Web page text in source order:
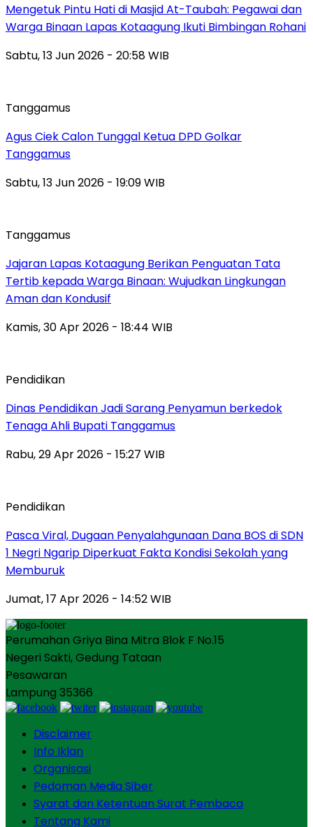
Mengetuk Pintu Hati di Masjid At-Taubah: Pegawai dan
Warga Binaan Lapas Kotaagung Ikuti Bimbingan Rohani
Sabtu, 13 Jun 2026 - 20:58 WIB
Tanggamus
Agus Ciek Calon Tunggal Ketua DPD Golkar
Tanggamus
Sabtu, 13 Jun 2026 - 19:09 WIB
Tanggamus
Jajaran Lapas Kotaagung Berikan Penguatan Tata
Tertib kepada Warga Binaan: Wujudkan Lingkungan
Aman dan Kondusif
Kamis, 30 Apr 2026 - 18:44 WIB
Pendidikan
Dinas Pendidikan Jadi Sarang Penyamun berkedok
Tenaga Ahli Bupati Tanggamus
Rabu, 29 Apr 2026 - 15:27 WIB
Pendidikan
Pasca Viral, Dugaan Penyalahgunaan Dana BOS di SDN
1 Negri Ngarip Diperkuat Fakta Kondisi Sekolah yang
Memburuk
Jumat, 17 Apr 2026 - 14:52 WIB
Perumahan Griya Bina Mitra Blok F No.15
Negeri Sakti, Gedung Tataan
Pesawaran
Lampung 35366
Disclaimer
Info Iklan
Organisasi
Pedoman Media Siber
Syarat dan Ketentuan Surat Pembaca
Tentang Kami